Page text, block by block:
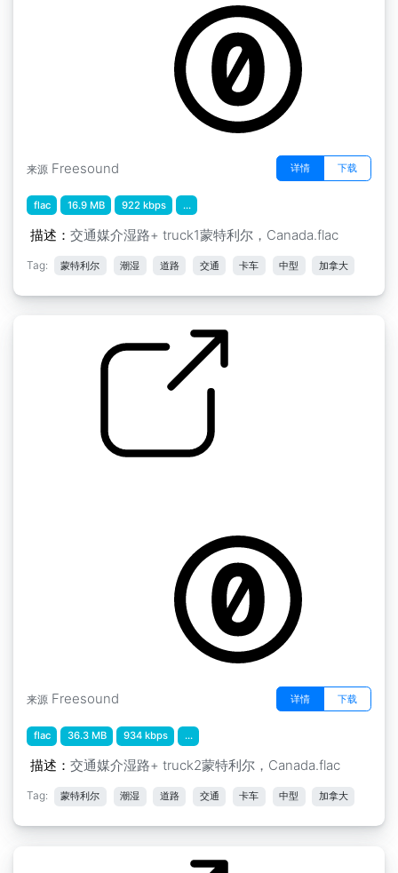
来源 Freesound 详情 下载
flac 16.9 MB 922 kbps ...
描述： 交通媒介湿路+ truck1蒙特利尔，Canada.flac
Tag: 蒙特利尔 潮湿 道路 交通 卡车 中型 加拿大
来源 Freesound 详情 下载
flac 36.3 MB 934 kbps ...
描述： 交通媒介湿路+ truck2蒙特利尔，Canada.flac
Tag: 蒙特利尔 潮湿 道路 交通 卡车 中型 加拿大